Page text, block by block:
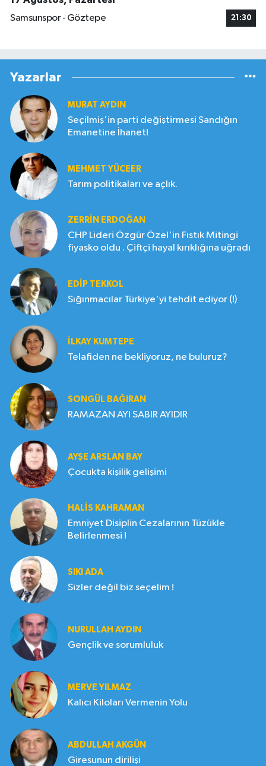
Samsunspor - Göztepe
21:30
Yazarlar
MURAT AYDIN
Seçilmiş'in parti değiştirmesi Sandığın
Emanetine İhanet!
MEHMET YÜCEER
Tarım politikaları ve açlık.
ZERRIN ERDOĞAN
CHP Lideri Özgür Özel'in Fıstık Mitingi
fiyasko oldu . Çiftçi hayal kırıklığına uğradı
EDIP TEKKOL
Sığınmacılar Türkiye'yi tehdit ediyor (!)
İLKAY KUMTEPE
Telafiden ne bekliyoruz, ne buluruz?
SONGÜL BAĞIRAN
RAMAZAN AYI SABIR AYIDIR
AYŞE ARSLAN BAY
Çocukta kişilik gelişimi
HALIS KAHRAMAN
Emniyet Disiplin Cezalarının Tüzükle
Belirlenmesi !
SIKI ADA
Sizler değil biz seçelim !
NURULLAH AYDIN
Gençlik ve sorumluluk
MERVE YILMAZ
Kalıcı Kiloları Vermenin Yolu
ABDULLAH AKGÜN
Giresunun dirilişi